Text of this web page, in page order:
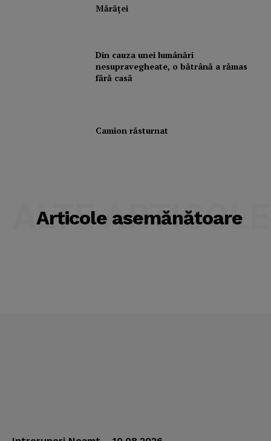
Mărăţei
Din cauza unei lumânări
nesupravegheate, o bătrână a rămas
fără casă
Camion răsturnat
Articole asemănătoare
ALTE ARTICOLE